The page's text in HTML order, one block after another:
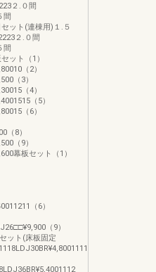
２.０間
間
ット(連棟用)１.５
２.０間
間
ット（1）
（2）
（3）
（4）
（5）
（6）
（8）
（9）
幕板セット（1）
（6）
（9）
ット(床板固定